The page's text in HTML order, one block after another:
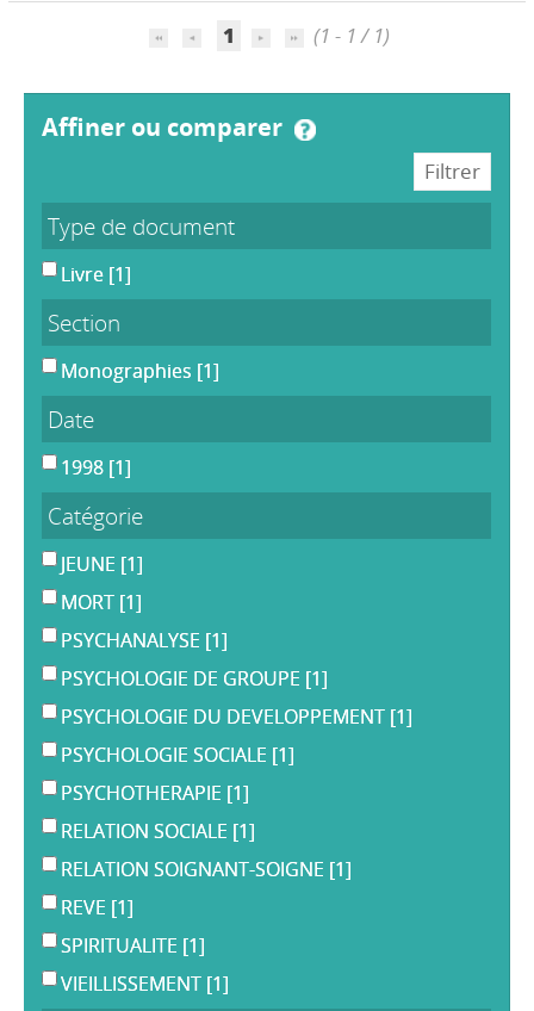
1 (1 - 1 / 1)
affiner ou comparer
Type de document
Livre [1]
Section
Monographies [1]
Date
1998 [1]
Catégorie
JEUNE [1]
MORT [1]
PSYCHANALYSE [1]
PSYCHOLOGIE DE GROUPE [1]
PSYCHOLOGIE DU DEVELOPPEMENT [1]
PSYCHOLOGIE SOCIALE [1]
PSYCHOTHERAPIE [1]
RELATION SOCIALE [1]
RELATION SOIGNANT-SOIGNE [1]
REVE [1]
SPIRITUALITE [1]
VIEILLISSEMENT [1]